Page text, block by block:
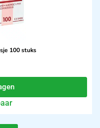
100 stuks